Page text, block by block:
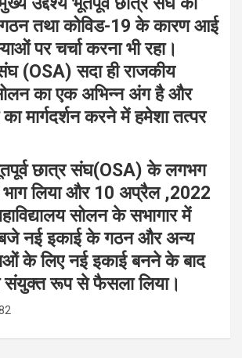
तथा कोविड-19 के कारण आई
पर चर्चा करना भी रहा।
(OSA) सदा ही राजकीय
सोलन का एक अभिन्न अंग है और
का मार्गदर्शन करने में हमेशा तत्पर
छात्र संघ(OSA) के लगभग
लिया और 10 अप्रैल ,2022
सोलन के सभागार में
नई इकाई के गठन और अन्य
के लिए नई इकाई बनने के बाद
संयुक्त रूप से फैसला लिया।